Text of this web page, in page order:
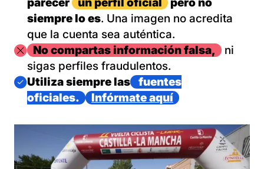
parecer
un perfil oficial
pero no
siempre lo es. Una imagen no acredita
que la cuenta sea auténtica.
ImagenNo compartas información falsa,
ni
sigas perfiles fraudulentos.
Imagen
Utiliza siempre las
fuentes
oficiales.
Infórmate aquí